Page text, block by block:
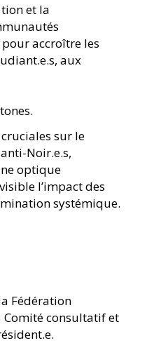
et la
accroître les
aux
sur le
Noir.e.s,
optique
l’impact des
systémique.
Fédération
consultatif et